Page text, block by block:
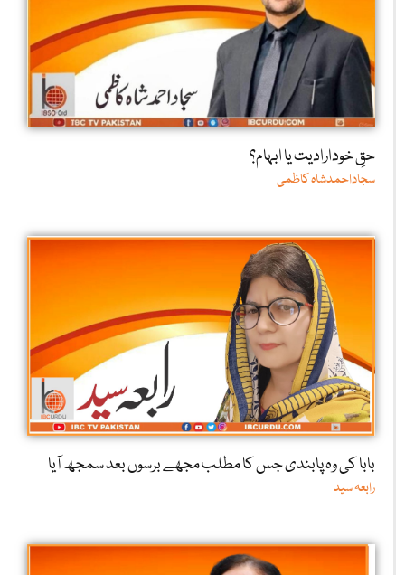
حقِ خودارادیت یا ابہام؟
سجاداحمدشاہ کاظمی
بابا کی وہ پابندی جس کا مطلب مجھے برسوں بعد سمجھ آیا
رابعہ سید